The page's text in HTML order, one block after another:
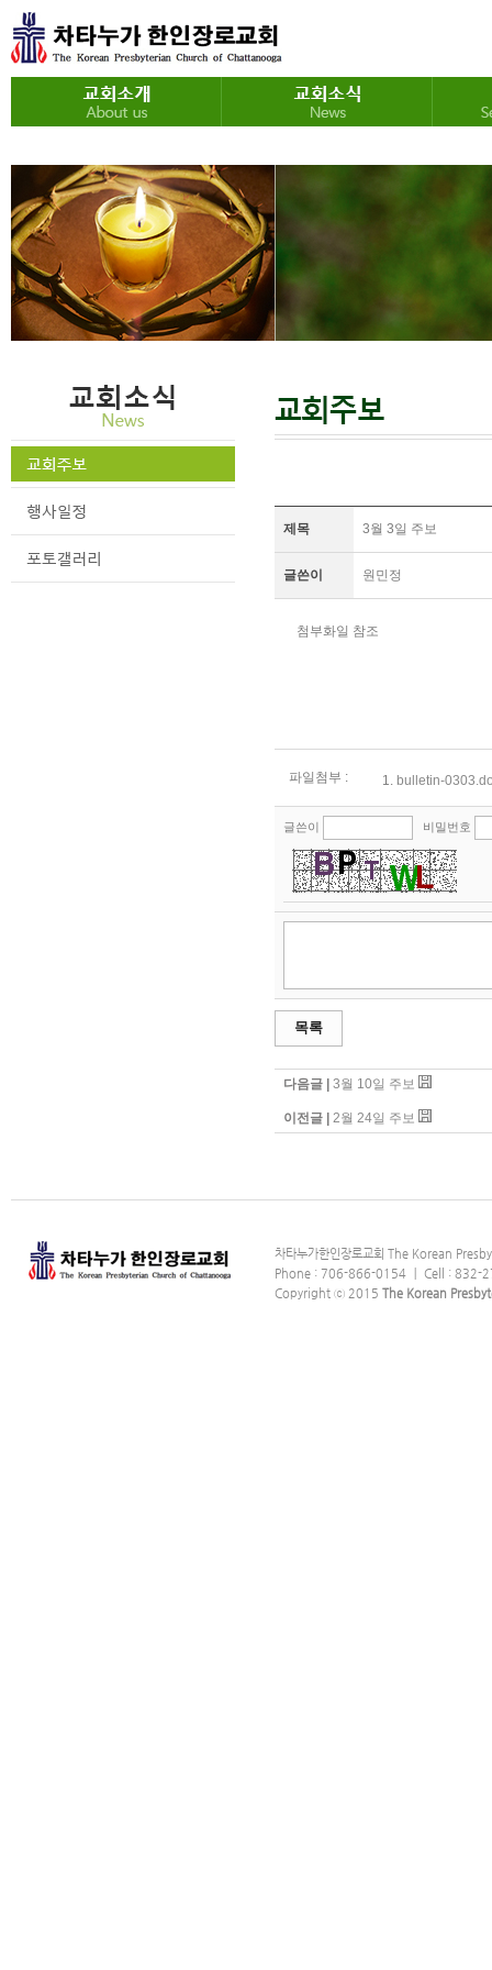
제목 3월 3일 주보
글쓴이 원민정
첨부화일 참조
파일첨부 : 1. bulletin-
글쓴이 비밀번호
목록
다음글 | 3월 10일 주보
이전글 | 2월 24일 주보
차타누가한인장로교회 The Korean
Phone : 706-866-0154 ｜ Cell : 832-
Copyright ⓒ 2015 The Korean